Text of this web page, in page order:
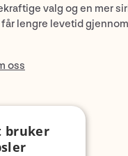
valg og en mer
lengre levetid
oss
bruker